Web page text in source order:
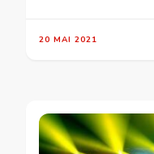
20 MAI 2021